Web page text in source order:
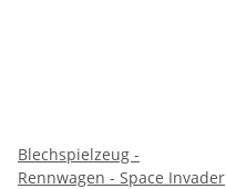
Blechspielzeug -
Rennwagen - Space Invader